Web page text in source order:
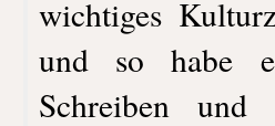
wichtiges
und so habe
Schreiben